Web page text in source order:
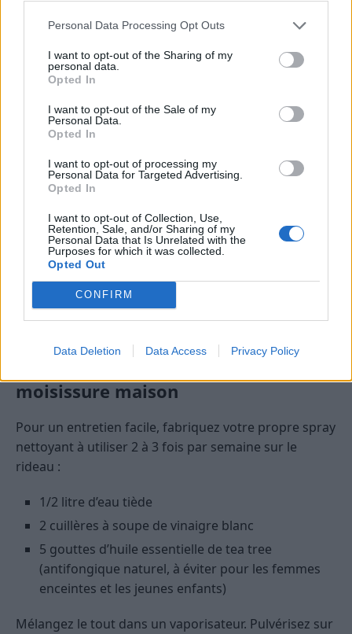
Personal Data Processing Opt Outs
I want to opt-out of the Sharing of my
personal data.
Opted In
I want to opt-out of the Sale of my
Personal Data.
Opted In
I want to opt-out of processing my
Personal Data for Targeted Advertising.
Opted In
I want to opt-out of Collection, Use,
Retention, Sale, and/or Sharing of my
Personal Data that Is Unrelated with the
Purposes for which it was collected.
Opted Out
CONFIRM
Data Deletion Data Access Privacy Policy
encore mieux ! Voici les bons réflexes à adopter pour
Ouvrez le rideau après chaque douche
dans les plis.
Essuyez rapidement le bas du rideau
serviette si vous voyez des gouttes d’eau.
Évitez de laisser le rideau en boule
Aérez la piècedès que possible, surtout si elle est
sans fenêtre.
Nettoyez rapidement les traces de savon
calcaire dès qu’elles apparaissent.
Lavez le rideau tous les mois
moisissure maison
Pour un entretien facile, fabriquez votre propre spray
nettoyant à utiliser 2 à 3 fois par semaine sur le
rideau :
1/2 litre d’eau tiède
2 cuillères à soupe de vinaigre blanc
5 gouttes d’huile essentielle de tea tree
(antifongique naturel, à éviter pour les femmes
enceintes et les jeunes enfants)
Mélangez le tout dans un vaporisateur. Pulvérisez sur